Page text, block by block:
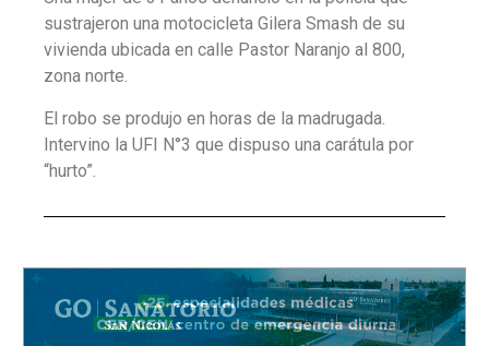
sustrajeron una motocicleta Gilera Smash de su
vivienda ubicada en calle Pastor Naranjo al 800,
zona norte.
El robo se produjo en horas de la madrugada.
Intervino la UFI N°3 que dispuso una carátula por
“hurto”.